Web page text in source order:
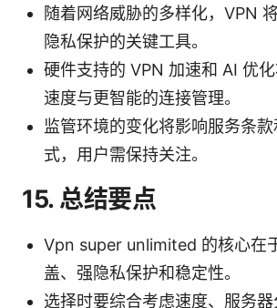
随着网络威胁的多样化，VPN
隐私保护的关键工具。
硬件支持的 VPN 加速和 AI 优
速度与更智能的连接管理。
监管环境的变化将影响服务条
式，用户需保持关注。
15. 总结要点
Vpn super unlimited 的核心在
盖、强隐私保护和稳定性。
选择时要综合考虑速度、服务器